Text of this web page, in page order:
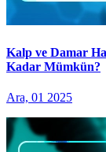
Kalp ve Damar
Kadar Mümkün?
Ara, 01 2025